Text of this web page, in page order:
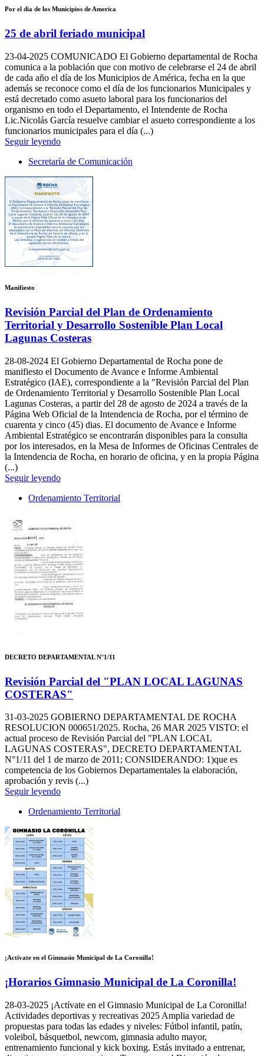
Por el dia de los Municipios de America
25 de abril feriado municipal
23-04-2025 COMUNICADO El Gobierno departamental de Rocha
comunica a la población que con motivo de celebrarse el 24 de abril
de cada año el día de los Municipios de América, fecha en la que
además se reconoce como el día de los funcionarios Municipales y
está decretado como asueto laboral para los funcionarios del
organismo en todo el Departamento, el Intendente de Rocha
Lic.Nicolás García resuelve cambiar el asueto correspondiente a los
funcionarios municipales para el día (...)
Seguir leyendo
Secretaría de Comunicación
Manifiesto
Revisión Parcial del Plan de Ordenamiento
Territorial y Desarrollo Sostenible Plan Local
Lagunas Costeras
28-08-2024 El Gobierno Departamental de Rocha pone de
manifiesto el Documento de Avance e Informe Ambiental
Estratégico (IAE), correspondiente a la "Revisión Parcial del Plan
de Ordenamiento Territorial y Desarrollo Sostenible Plan Local
Lagunas Costeras, a partir del 28 de agosto de 2024 a través de la
Página Web Oficial de la Intendencia de Rocha, por el término de
cuarenta y cinco (45) dias. El documento de Avance e Informe
Ambiental Estratégico se encontrarán disponibles para la consulta
por los interesados, en la Mesa de Informes de Oficinas Centrales de
la Intendencia de Rocha, en horario de oficina, y en la propia Página
(...)
Seguir leyendo
Ordenamiento Territorial
DECRETO DEPARTAMENTAL N°1/11
Revisión Parcial del "PLAN LOCAL LAGUNAS
COSTERAS"
31-03-2025 GOBIERNO DEPARTAMENTAL DE ROCHA
RESOLUCION 000651/2025. Rocha, 26 MAR 2025 VISTO: el
actual proceso de Revisión Parcial del "PLAN LOCAL
LAGUNAS COSTERAS", DECRETO DEPARTAMENTAL
N°1/11 del 1 de marzo de 2011; CONSIDERANDO: 1)que es
competencia de los Gobiernos Departamentales la elaboración,
aprobación y revis (...)
Seguir leyendo
Ordenamiento Territorial
¡Actívate en el Gimnasio Municipal de La Coronilla!
¡Horarios Gimnasio Municipal de La Coronilla!
28-03-2025 ¡Actívate en el Gimnasio Municipal de La Coronilla!
Actividades deportivas y recreativas 2025 Amplia variedad de
propuestas para todas las edades y niveles: Fútbol infantil, patín,
voleibol, básquetbol, newcom, gimnasia adulto mayor,
entrenamiento funcional y kick boxing. Estás invitado a entrenar,